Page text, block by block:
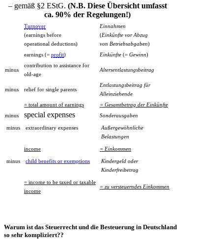
– gemäß §2 EStG. (N.B. Diese Übersicht umfasst
ca. 90% der Regelungen!)
Turnover
(earnings before
operational deductions)
Einnahmen
(Einkünfte vor Abzug
von Betriebsabgaben)
earnings (= profit) Einkünfte (= Gewinn)
minus
contribution to assistance for
old-age
Altersentlastungsbeitrag
minus relief for single parents
Entlastungsbeitrag für
Alleinziehende
= total amount of earnings
= Gesamtbetrag der Einkünfte
minus
special expenses Sonderausgaben
minus extraordinary expenses
Außergewöhnliche
Belastungen
income = Einkommen
minus child benefits or exemptions
Kindergeld oder
Kinderfreibetrag
= income to be taxed or taxable
income
= zu versteuerndes Einkommen
Warum ist das Steuerrecht und die Besteuerung in Deutschland
so sehr kompliziert??